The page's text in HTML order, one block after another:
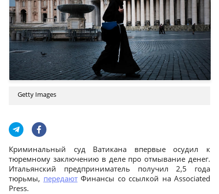
Getty Images
Криминальный суд Ватикана впервые осудил к
тюремному заключению в деле про отмывание денег.
Итальянский предприниматель получил 2,5 года
тюрьмы, передаютФинансы со ссылкой на Associated
Press.